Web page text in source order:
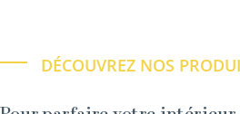
DÉCOUVREZ NOS